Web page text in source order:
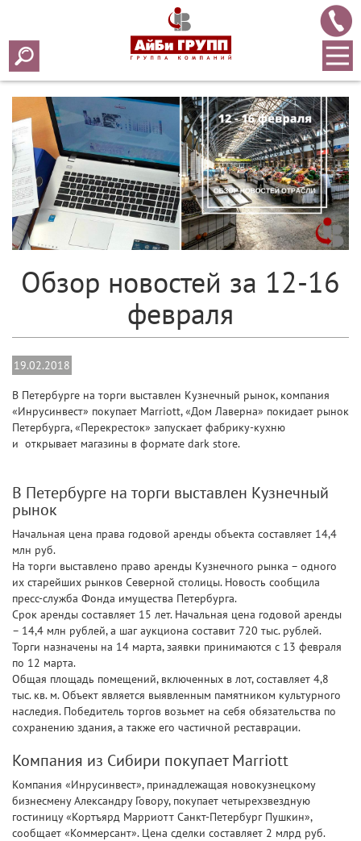
Array ( [0] => 2018 [1] => 02 [2] => 19 [3] => 263 )
Обзор новостей за 12-16
февраля
19.02.2018
В Петербурге на торги выставлен Кузнечный рынок, компания
«Инрусинвест» покупает Marriott, «Дом Лаверна» покидает рынок
Петербурга, «Перекресток» запускает фабрику-кухню
и открывает магазины в формате dark store.
В Петербурге на торги выставлен Кузнечный
рынок
Начальная цена права годовой аренды объекта составляет 14,4
млн руб.
На торги выставлено право аренды Кузнечного рынка – одного
их старейших рынков Северной столицы. Новость сообщила
пресс-служба Фонда имущества Петербурга.
Срок аренды составляет 15 лет. Начальная цена годовой аренды
– 14,4 млн рублей, а шаг аукциона составит 720 тыс. рублей.
Торги назначены на 14 марта, заявки принимаются с 13 февраля
по 12 марта.
Общая площадь помещений, включенных в лот, составляет 4,8
тыс. кв. м. Объект является выявленным памятником культурного
наследия. Победитель торгов возьмет на себя обязательства по
сохранению здания, а также его частичной реставрации.
Компания из Сибири покупает Marriott
Компания «Инрусинвест», принадлежащая новокузнецкому
бизнесмену Александру Говору, покупает четырехзвездную
гостиницу «Кортъярд Марриотт Санкт-Петербург Пушкин»,
сообщает «Коммерсант». Цена сделки составляет 2 млрд руб.